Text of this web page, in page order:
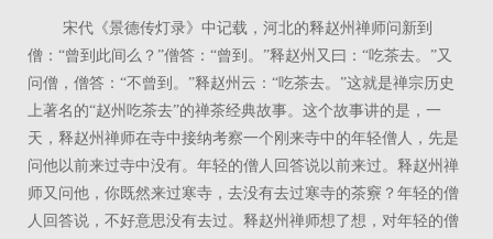
宋代《景德传灯录》中记载，河北的释赵州禅师问新到
僧：“曾到此间么？”僧答：“曾到。”释赵州又曰：“吃茶去。”又
问僧，僧答：“不曾到。”释赵州云：“吃茶去。”这就是禅宗历史
上著名的“赵州吃茶去”的禅茶经典故事。这个故事讲的是，一
天，释赵州禅师在寺中接纳考察一个刚来寺中的年轻僧人，先是
问他以前来过寺中没有。年轻的僧人回答说以前来过。释赵州禅
师又问他，你既然来过寒寺，去没有去过寒寺的茶竂？年轻的僧
人回答说，不好意思没有去过。释赵州禅师想了想，对年轻的僧